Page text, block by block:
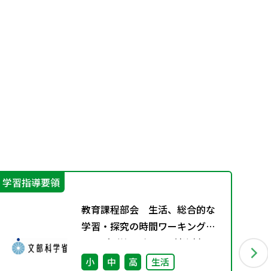
学習指導要領
教育課程部会 生活、総合的な
学習・探究の時間ワーキンググ
ループ（第4回） 配付資料
小 中 高
生活